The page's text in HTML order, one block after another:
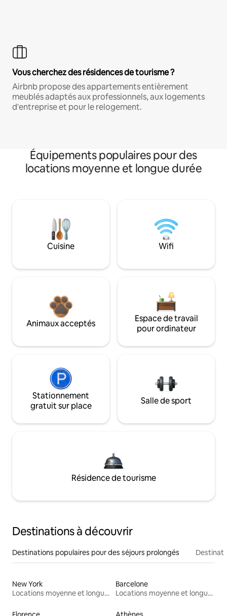
Vous cherchez des résidences de tourisme ?
Airbnb propose des appartements entièrement
meublés adaptés aux professionnels, aux logements
d'entreprise et pour le relogement.
Équipements populaires pour des
locations moyenne et longue durée
Cuisine Wifi
Animaux acceptés
Espace de travail
pour ordinateur
Stationnement
gratuit sur place
Salle de sport
Résidence de tourisme
Destinations à découvrir
Destinations populaires pour des séjours prolongés
New York
Locations moyenne et longue durée
Barcelone
Locations moyenne et longue durée